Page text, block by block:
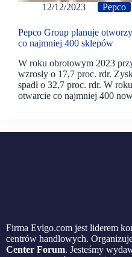
12/12/2023 Pepco
Pepco Group planuje
co najmniej 400 sklepów
W roku obrotowym 2023
wzrosły o 17,7 proc. rdr.
spadł o 32,7 proc. rdr. W
otwarcie co najmniej 400
Firma Evigo.com jest liderem
centrów handlowych.
Center Forum. Jesteśmy